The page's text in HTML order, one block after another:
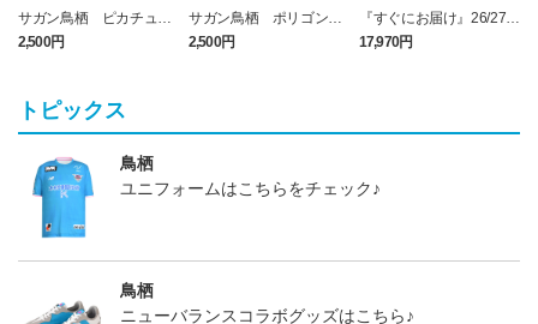
サガン鳥栖 ピカチュウ
タオルマフラー
2,500円
サガン鳥栖 ポリゴンZ
タオルマフラー
2,500円
『すぐにお届け』26/27レ
プリカユニフォームFP1st
No.17 SAGANTINO
17,970円
トピックス
鳥栖
ユニフォームはこちらをチェック♪
鳥栖
ニューバランスコラボグッズはこちら♪